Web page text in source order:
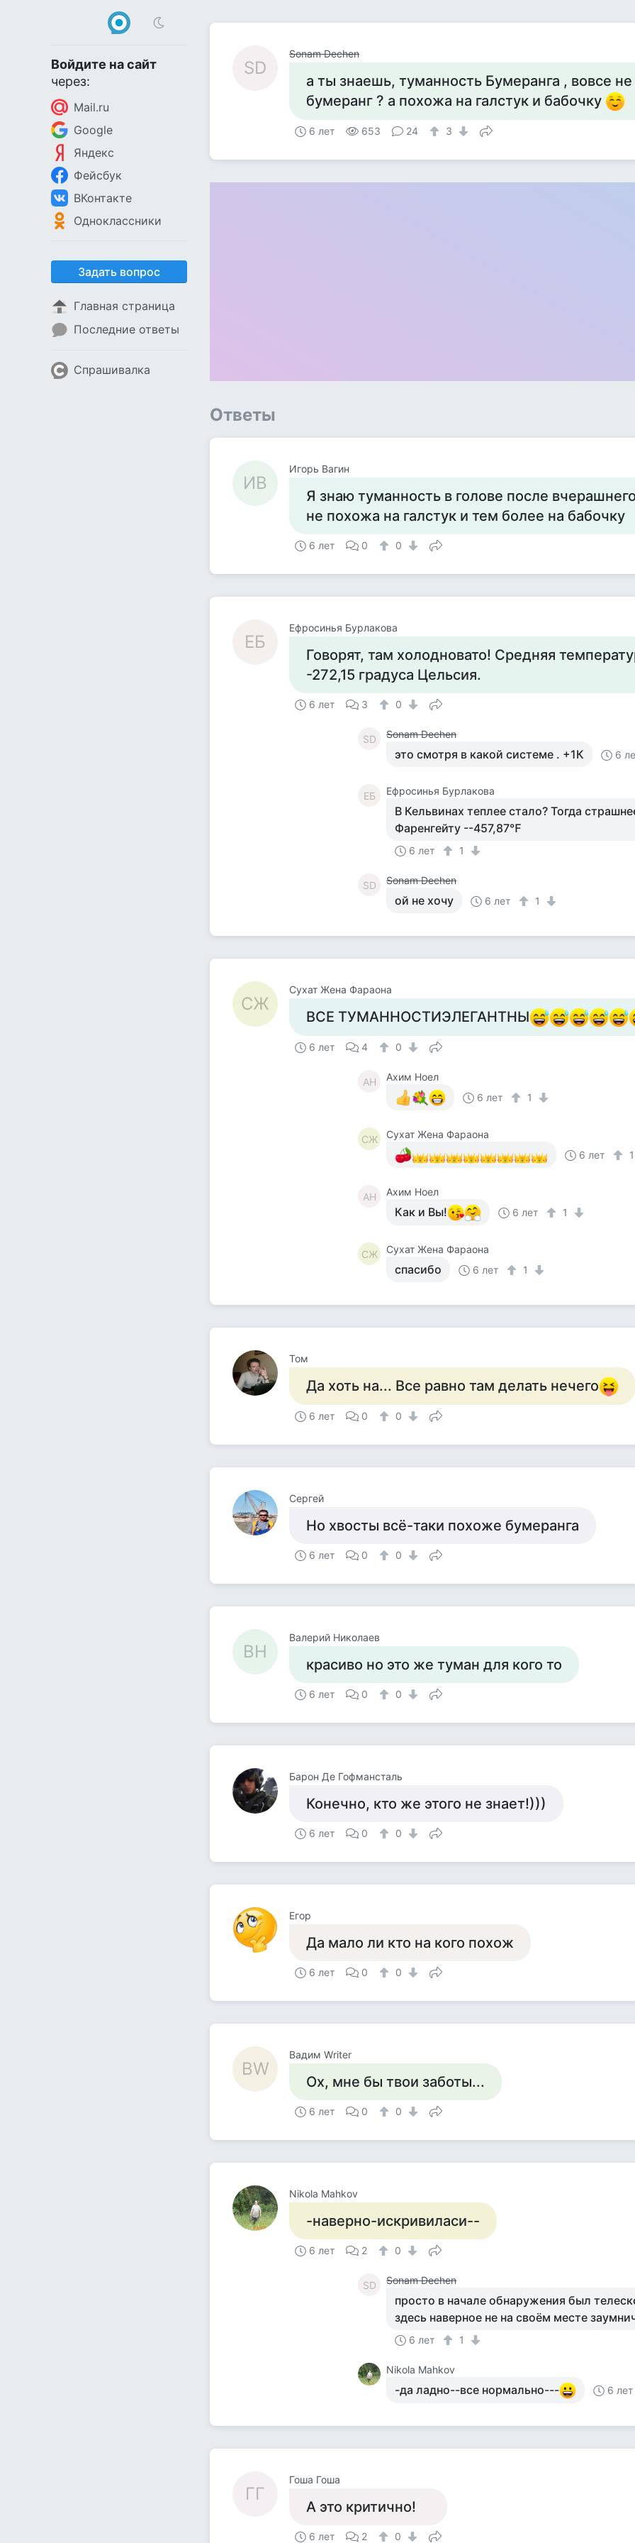
Войдите на сайт
через:
Mail.ru
Google
Яндекс
Фейсбук
ВКонтакте
Одноклассники
Задать вопрос
Главная страница
Последние ответы
Спрашивалка
SD
Sonam Dechen
а ты знаешь, туманность Бумеранга , вовсе
бумеранг ? а похожа на галстук и бабочку
6 лет 653 24 3
Ответы
ИВ
Игорь Вагин
Я знаю туманность в голове после
не похожа на галстук и тем более на бабочку
6 лет 0 0
ЕБ
Ефросинья Бурлакова
Говорят, там холодновато! Средняя
-272,15 градуса Цельсия.
6 лет 3 0
SD Sonam Dechen
это смотря в какой системе . +1К 6
ЕБ Ефросинья Бурлакова
В Кельвинах теплее стало? Тогда
Фаренгейту --457,87℉
6 лет 1
SD Sonam Dechen
ой не хочу 6 лет 1
СЖ
Сухат Жена Фараона
ВСЕ ТУМАННОСТИЭЛЕГАНТНЫ
6 лет 4 0
АН
Ахим Ноел
6 лет
1
СЖ
Сухат Жена Фараона
6 лет
АН Ахим Ноел
Как и Вы! 6 лет 1
СЖ Сухат Жена Фараона
спасибо 6 лет 1
Том
Да хоть на... Все равно там делать нечего
6 лет 0 0
Сергей
Но хвосты всё-таки похоже бумеранга
6 лет 0 0
ВН
Валерий Николаев
красиво но это же туман для кого то
6 лет 0 0
Барон Де Гофмансталь
Конечно, кто же этого не знает!)))
6 лет 0 0
Егор
Да мало ли кто на кого похож
6 лет 0 0
ВW
Вадим Writer
Ох, мне бы твои заботы...
6 лет 0 0
Nikola Mahkov
-наверно-искривиласи--
6 лет 2 0
SD Sonam Dechen
просто в начале обнаружения был
здесь наверное не на своём месте
6 лет 1
Nikola Mahkov
-да ладно--все нормально--- 6 лет
ГГ
Гоша Гоша
А это критично!
6 лет 2 0